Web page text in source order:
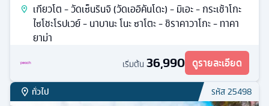
เกียวโต - วัดเซ็นรินจิ (วัดเออิคันโดะ) - มิเอะ - กระเช้าโกะ
ไซโชะโรปเวย์ - นาบานะ โนะ ซาโตะ - ชิราคาวาโกะ - ทาคา
ยาม่า
เริ่มต้น 36,990 ดูรายละเอียด
ทั่วไป รหัส25498